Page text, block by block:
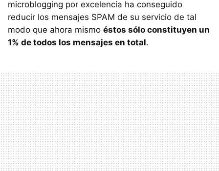
microblogging por excelencia ha conseguido
reducir los mensajes SPAM de su servicio de tal
modo que ahora mismo éstos sólo constituyen un
1% de todos los mensajes en total.